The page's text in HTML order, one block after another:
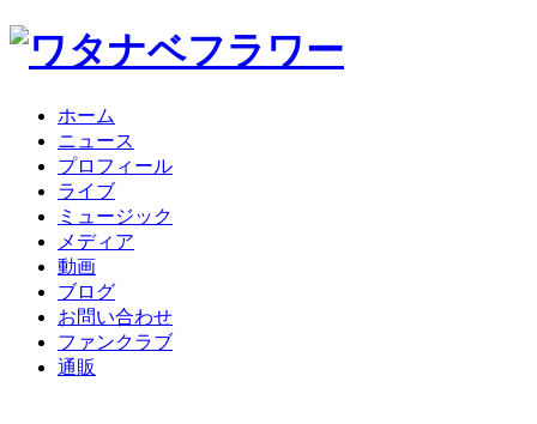
ホーム
ニュース
プロフィール
ライブ
ミュージック
メディア
動画
ブログ
お問い合わせ
ファンクラブ
通販